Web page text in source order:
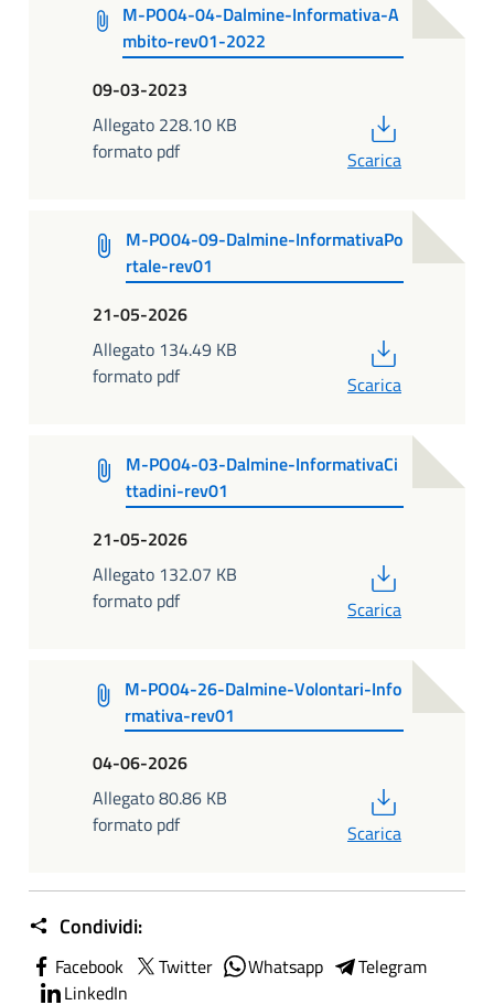
M-PO04-04-Dalmine-Informativa-A
mbito-rev01-2022
09-03-2023
Allegato 228.10 KB
formato pdf
Scarica
M-PO04-09-Dalmine-InformativaPo
rtale-rev01
21-05-2026
Allegato 134.49 KB
formato pdf
Scarica
M-PO04-03-Dalmine-InformativaCi
ttadini-rev01
21-05-2026
Allegato 132.07 KB
formato pdf
Scarica
M-PO04-26-Dalmine-Volontari-Info
rmativa-rev01
04-06-2026
Allegato 80.86 KB
formato pdf
Scarica
Condividi:
Facebook Twitter Whatsapp
Telegram
LinkedIn